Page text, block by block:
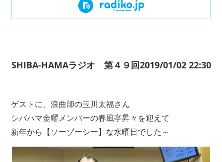
SHIBA-HAMAラジオ 第４９回2019/01/02 22:30
ゲストに、浪曲師の玉川太福さん
シバハマ金曜メンバーの春風亭昇々を迎えて
新年から【ソーゾーシー】な水曜日でした～